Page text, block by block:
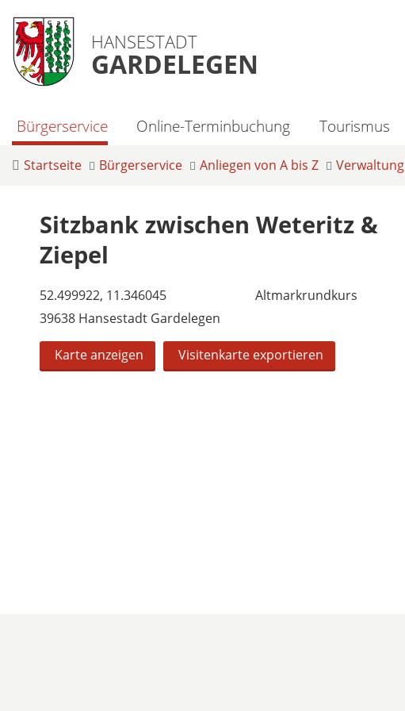
HANSESTADT
GARDELEGEN
Bürgerservice Online-Terminbuchung Tourismus
Startseite Bürgerservice Anliegen von A bis Z Verwaltung
Sitzbank zwischen Weteritz &
Ziepel
52.499922, 11.346045
39638 Hansestadt Gardelegen
Altmarkrundkurs
Karte anzeigen Visitenkarte exportieren